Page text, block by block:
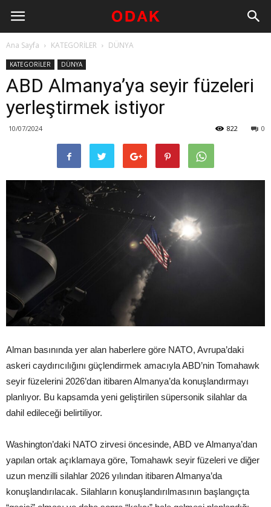
Ana Sayfa KATEGORİLER DÜNYA
KATEGORİLER DÜNYA
ABD Almanya’ya seyir füzeleri
yerleştirmek istiyor
10/07/2024 0
822
Alman basınında yer alan haberlere göre NATO, Avrupa’daki
askeri caydırıcılığını güçlendirmek amacıyla ABD’nin Tomahawk
seyir füzelerini 2026’dan itibaren Almanya’da konuşlandırmayı
planlıyor. Bu kapsamda yeni geliştirilen süpersonik silahlar da
dahil edileceği belirtiliyor.
Washington’daki NATO zirvesi öncesinde, ABD ve Almanya’dan
yapılan ortak açıklamaya göre, Tomahawk seyir füzeleri ve diğer
uzun menzilli silahlar 2026 yılından itibaren Almanya’da
konuşlandırılacak. Silahların konuşlandırılmasının başlangıçta